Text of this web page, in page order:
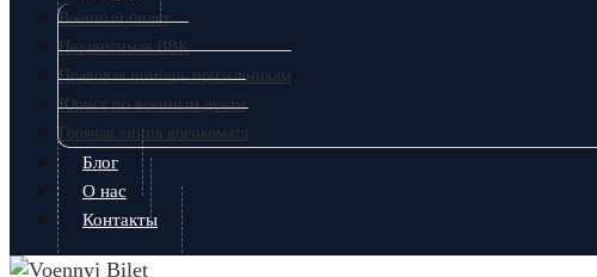
Военный билет
Независимая ВВК
Правовая помощь призывникам
Юрист по военным делам
Горячая линия военкомата
Блог
О нас
Контакты